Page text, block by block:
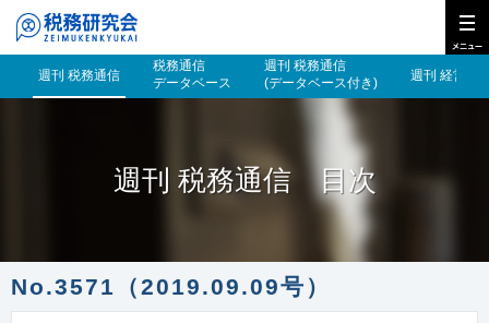
週刊 税務通信
税務通信
データベース
週刊 税務通信
(データベース付き)
週刊 経営財
週刊 税務通信 目次
No.3571（2019.09.09号）